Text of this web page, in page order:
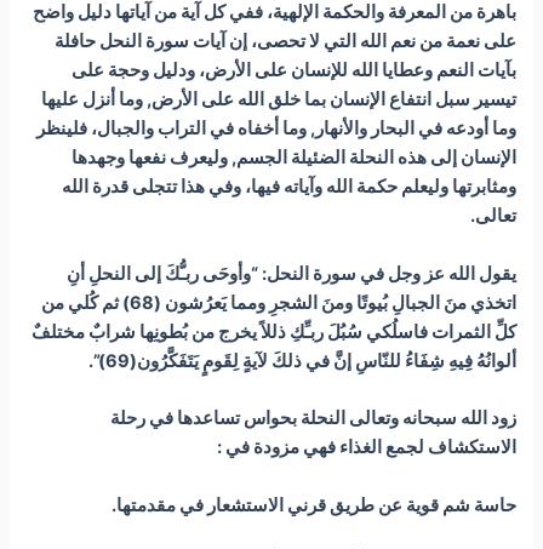
باهرة من المعرفة والحكمة الإلهية، ففي كل آية من آياتها دليل واضح
على نعمة من نعم الله التي لا تحصى، إن آيات سورة النحل حافلة
بآيات النعم وعطايا الله للإنسان على الأرض، ودليل وحجة على
تيسير سبل انتفاع الإنسان بما خلق الله على الأرض, وما أنزل عليها
وما أودعه في البحار والأنهار, وما أخفاه في التراب والجبال، فلينظر
الإنسان إلى هذه النحلة الضئيلة الجسم, وليعرف نفعها وجهدها
ومثابرتها وليعلم حكمة الله وآياته فيها، وفي هذا تتجلى قدرة الله
تعالى.
يقول الله عز وجل في سورة النحل: “وأوحَى ربـُّكَ إلى النحلِ أنِ
اتخذي منَ الجبالِ بُيوتًا ومنَ الشجرِ ومما يَعرُشون (68) ثم كُلي من
كلِّ الثمرات فاسلُكي سُبُلَ ربـِّكِ ذللاً يخرج من بُطونِها شرابٌ مختلفٌ
ألوانُهُ فِيهِ شِفَاءُ للنّاسِ إنَّ في ذلكَ لآيةٍ لِقَومٍ يَتَفَكَّرُون(69)”.
زود الله سبحانه وتعالى النحلة بحواس تساعدها في رحلة
الاستكشاف لجمع الغذاء فهي مزودة في :
حاسة شم قوية عن طريق قرني الاستشعار في مقدمتها.